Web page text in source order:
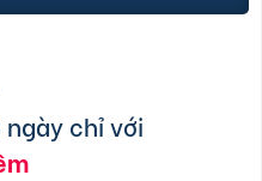
ngày chỉ với